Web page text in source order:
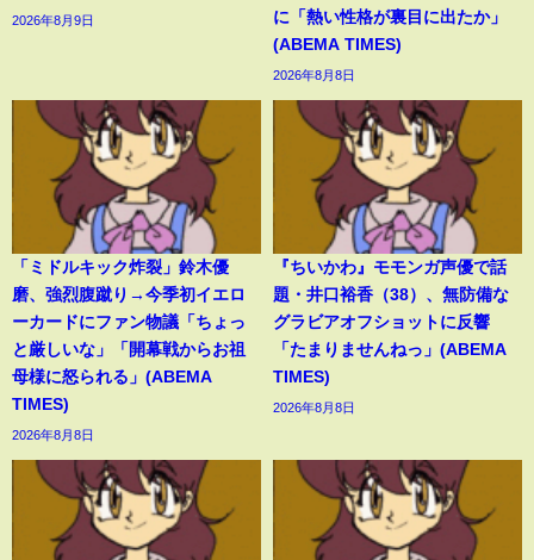
2026年8月9日
に「熱い性格が裏目に出たか」
(ABEMA TIMES)
2026年8月8日
「ミドルキック炸裂」鈴木優
磨、強烈腹蹴り→今季初イエロ
ーカードにファン物議「ちょっ
と厳しいな」「開幕戦からお祖
母様に怒られる」(ABEMA
TIMES)
2026年8月8日
『ちいかわ』モモンガ声優で話
題・井口裕香（38）、無防備な
グラビアオフショットに反響
「たまりませんねっ」(ABEMA
TIMES)
2026年8月8日